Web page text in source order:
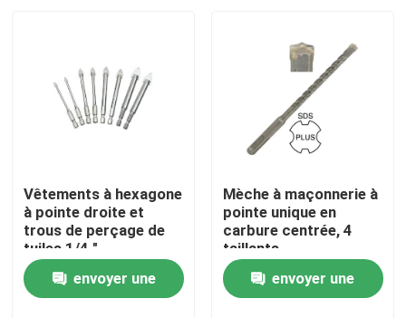
Maison
Vêtements à hexagone
à pointe droite et
trous de perçage de
tuiles 1/4 "
envoyer une
Mèche à maçonnerie à
pointe unique en
carbure centrée, 4
taillants
envoyer une